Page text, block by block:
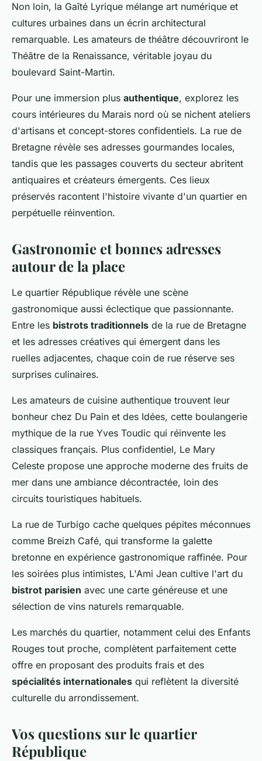
Non loin, la Gaîté Lyrique mélange art numérique et
cultures urbaines dans un écrin architectural
remarquable. Les amateurs de théâtre découvriront le
Théâtre de la Renaissance, véritable joyau du
boulevard Saint-Martin.
Pour une immersion plus authentique, explorez les
cours intérieures du Marais nord où se nichent ateliers
d'artisans et concept-stores confidentiels. La rue de
Bretagne révèle ses adresses gourmandes locales,
tandis que les passages couverts du secteur abritent
antiquaires et créateurs émergents. Ces lieux
préservés racontent l'histoire vivante d'un quartier en
perpétuelle réinvention.
Gastronomie et bonnes adresses
autour de la place
Le quartier République révèle une scène
gastronomique aussi éclectique que passionnante.
Entre les bistrots traditionnels de la rue de Bretagne
et les adresses créatives qui émergent dans les
ruelles adjacentes, chaque coin de rue réserve ses
surprises culinaires.
Les amateurs de cuisine authentique trouvent leur
bonheur chez Du Pain et des Idées, cette boulangerie
mythique de la rue Yves Toudic qui réinvente les
classiques français. Plus confidentiel, Le Mary
Celeste propose une approche moderne des fruits de
mer dans une ambiance décontractée, loin des
circuits touristiques habituels.
La rue de Turbigo cache quelques pépites méconnues
comme Breizh Café, qui transforme la galette
bretonne en expérience gastronomique raffinée. Pour
les soirées plus intimistes, L'Ami Jean cultive l'art du
bistrot parisien avec une carte généreuse et une
sélection de vins naturels remarquable.
Les marchés du quartier, notamment celui des Enfants
Rouges tout proche, complètent parfaitement cette
offre en proposant des produits frais et des
spécialités internationales qui reflètent la diversité
culturelle du arrondissement.
Vos questions sur le quartier
République